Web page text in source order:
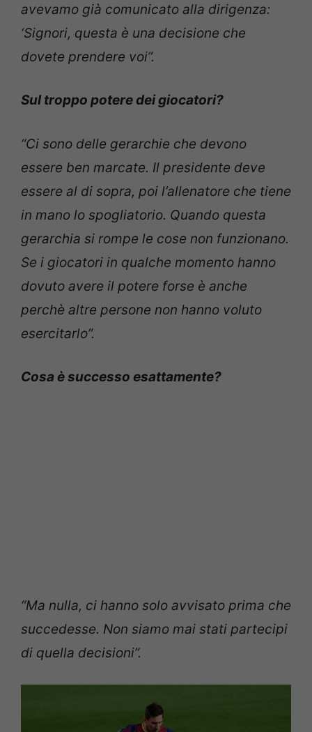
avevamo già comunicato alla dirigenza:
‘Signori, questa è una decisione che
dovete prendere voi”.
Sul troppo potere dei giocatori?
“Ci sono delle gerarchie che devono
essere ben marcate. Il presidente deve
essere al di sopra, poi l’allenatore che tiene
in mano lo spogliatorio. Quando questa
gerarchia si rompe le cose non funzionano.
Se i giocatori in qualche momento hanno
dovuto avere il potere forse è anche
perchè altre persone non hanno voluto
esercitarlo”.
Cosa è successo esattamente?
“Ma nulla, ci hanno solo avvisato prima che
succedesse. Non siamo mai stati partecipi
di quella decisioni”.